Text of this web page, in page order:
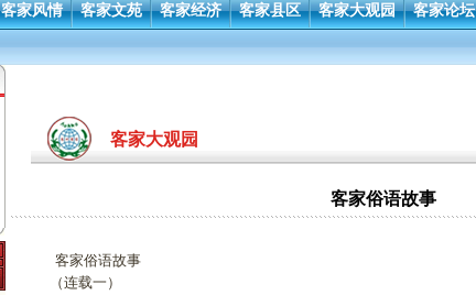
客家风情 客家文苑 客家经济 客家县区 客家大观园 客家论坛
客家大观园
客家俗语故事
客家俗语故事
（连载一）